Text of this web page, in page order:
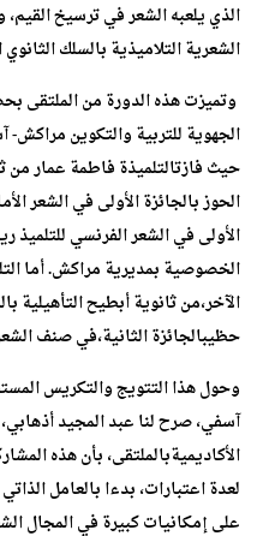
الذي يلعبه الشعر في ترسيخ
الشعرية التلاميذية بالسلك
وتميزت هذه الدورة من الملتقى
الجهوية للتربية والتكوين مراكش-
حيث فازتالتلميذة فاطمة عمار من
الحوز بالجائزة الأولى في الشعر
الأولى في الشعر الفرنسي
الخصوصية بمديرية مراكش. أما
الآخر،من ثانوية أبطيح التأهيلية
حظيبالجائزة الثانية،في صنف
وحول هذا التتويج والتكريس
آسفي، صرح لنا عبد المجيد
الأكاديميةبالملتقى، بأن هذه
لعدة اعتبارات، بدءا بالعامل
على إمكانيات كبيرة في المجال